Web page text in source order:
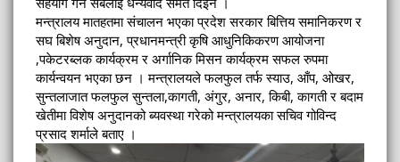
मन्त्रालय मातहतमा संचालन भएका प्रदेश सरकार बित्तिय समानिकरण र
सघ बिशेष अनुदान, प्रधानमन्त्री कृषि आधुनिकिकरण आयोजना
,पकेटरब्लक कार्यक्रम र अर्गानिक मिसन कार्यक्रम सफल रुपमा
कार्यन्वयन भएका छन । मन्त्रालयले फलफुल तर्फ स्याउ, आँप, ओखर,
सुन्तलाजात फलफुल सुन्तला,कागती, अंगुर, अनार, किबी, कागती र बदाम
खेतीमा विशेष अनुदानको ब्यवस्था गरेको मन्त्रालयका सचिव गोविन्द
प्रसाद शर्माले बताए ।